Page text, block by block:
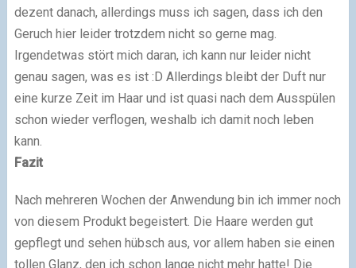
dezent danach, allerdings muss ich sagen, dass ich den
Geruch hier leider trotzdem nicht so gerne mag.
Irgendetwas stört mich daran, ich kann nur leider nicht
genau sagen, was es ist :D Allerdings bleibt der Duft nur
eine kurze Zeit im Haar und ist quasi nach dem Ausspülen
schon wieder verflogen, weshalb ich damit noch leben
kann.
Fazit
Nach mehreren Wochen der Anwendung bin ich immer noch
von diesem Produkt begeistert. Die Haare werden gut
gepflegt und sehen hübsch aus, vor allem haben sie einen
tollen Glanz, den ich schon lange nicht mehr hatte! Die